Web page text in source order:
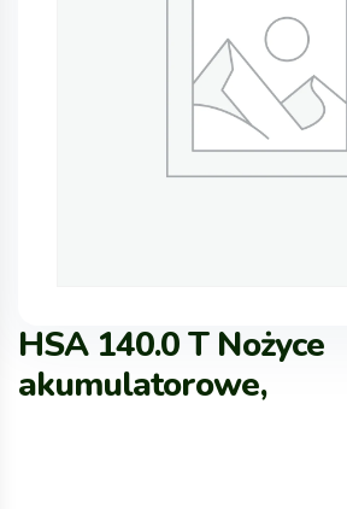
HSA 140.0 T Nożyce
akumulatorowe,